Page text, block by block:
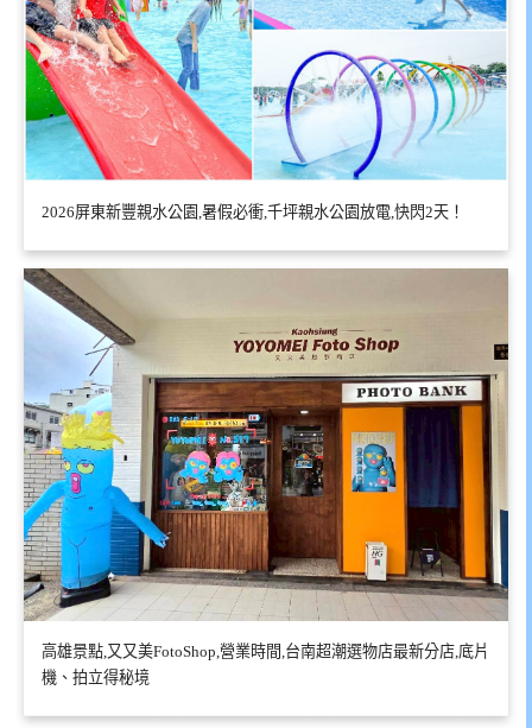
2026屏東新豐親水公園,暑假必衝,千坪親水公園放電,快閃2天！
高雄景點,又又美FotoShop,營業時間,台南超潮選物店最新分店,底片
機、拍立得秘境